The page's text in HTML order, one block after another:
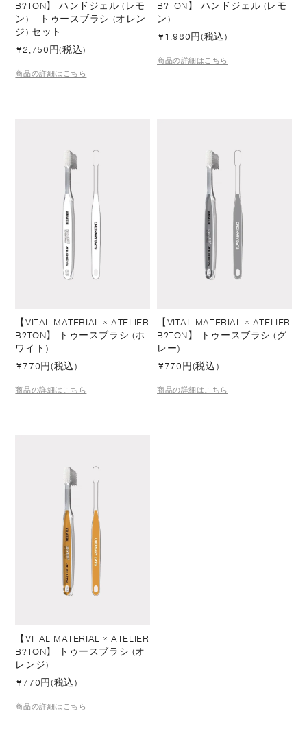
B?TON】 ハンドジェル (レモ
ン) + トゥースブラシ (オレン
ジ) セット
¥2,750円(税込)
商品の詳細はこちら
B?TON】 ハンドジェル (レモ
ン)
¥1,980円(税込)
商品の詳細はこちら
【VITAL MATERIAL × ATELIER
B?TON】 トゥースブラシ (ホ
ワイト)
¥770円(税込)
商品の詳細はこちら
【VITAL MATERIAL × ATELIER
B?TON】 トゥースブラシ (グ
レー)
¥770円(税込)
商品の詳細はこちら
【VITAL MATERIAL × ATELIER
B?TON】 トゥースブラシ (オ
レンジ)
¥770円(税込)
商品の詳細はこちら